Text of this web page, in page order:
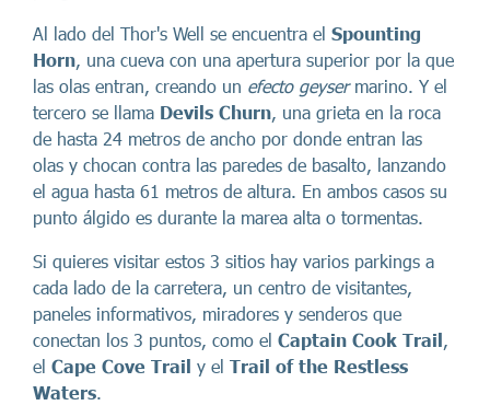
Al lado del Thor's Well se encuentra el Spounting
Horn , una cueva con una apertura superior por la que
las olas entran, creando un efecto geysermarino. Y el
tercero se llama Devils Churn , una grieta en la roca
de hasta 24 metros de ancho por donde entran las
olas y chocan contra las paredes de basalto, lanzando
el agua hasta 61 metros de altura. En ambos casos su
punto álgido es durante la marea alta o tormentas.
Si quieres visitar estos 3 sitios hay varios parkings a
cada lado de la carretera, un centro de visitantes,
paneles informativos, miradores y senderos que
conectan los 3 puntos, como el Captain Cook Trail
el Cape Cove Trail y el Trail of the Restless
Waters